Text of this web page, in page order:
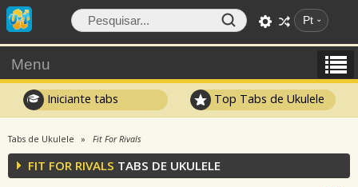
Pt
Menu
Iniciante tabs Top Tabs de Ukulele
Tabs de Ukulele Fit For Rivals
FIT FOR RIVALS TABS DE UKULELE